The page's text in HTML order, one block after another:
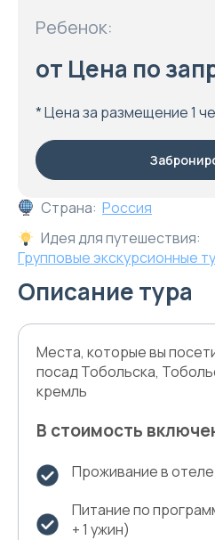
Страна: Россия
Идея для путешествия:
Групповые экскурсионные
Описание тура
Места, которые вы
посад Тобольска,
кремль
В стоимость
Проживание в
Питание по
+ 1 ужин)
Ребенок:
от Цена по
* Цена за размещение 1